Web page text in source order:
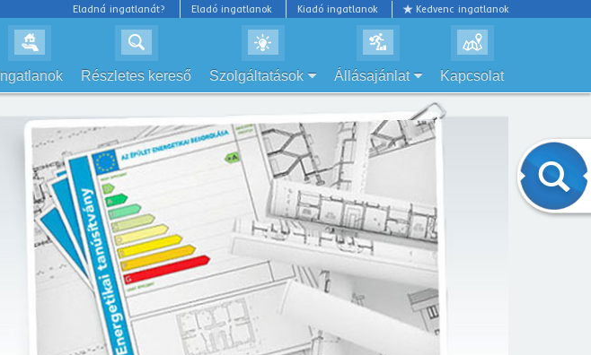
Eladná ingatlanát? Eladó ingatlanok Kiadó ingatlanok Kedvenc ingatlanok
Ingatlanok Részletes kereső Szolgáltatások Állásajánlat Kapcsolat